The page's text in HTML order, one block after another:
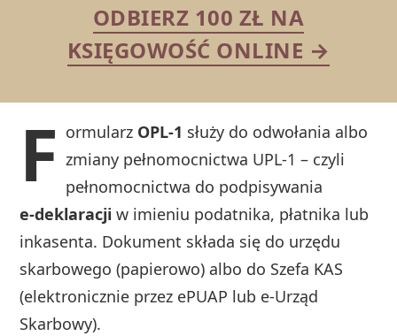
ODBIERZ 100 ZŁ NA
KSIĘGOWOŚĆ ONLINE →
F ormularz OPL‑1 służy do odwołania albo
zmiany pełnomocnictwa UPL‑1 – czyli
pełnomocnictwa do podpisywania
e‑deklaracji w imieniu podatnika, płatnika lub
inkasenta. Dokument składa się do urzędu
skarbowego (papierowo) albo do Szefa KAS
(elektronicznie przez ePUAP lub e‑Urząd
Skarbowy).